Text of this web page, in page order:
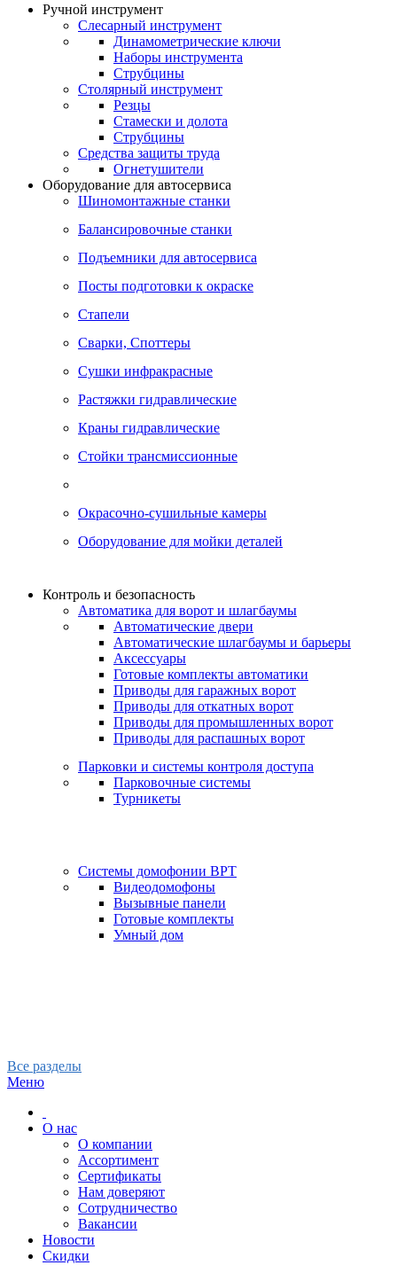
Ручной инструмент
Слесарный инструмент
Динамометрические ключи
Наборы инструмента
Струбцины
Столярный инструмент
Резцы
Стамески и долота
Струбцины
Средства защиты труда
Огнетушители
Оборудование для автосервиса
Шиномонтажные станки
Балансировочные станки
Подъемники для автосервиса
Посты подготовки к окраске
Стапели
Сварки, Cпоттеры
Сушки инфракрасные
Растяжки гидравлические
Краны гидравлические
Стойки трансмиссионные
Окрасочно-сушильные камеры
Оборудование для мойки деталей
Контроль и безопасность
Автоматика для ворот и шлагбаумы
Автоматические двери
Автоматические шлагбаумы и барьеры
Аксессуары
Готовые комплекты автоматики
Приводы для гаражных ворот
Приводы для откатных ворот
Приводы для промышленных ворот
Приводы для распашных ворот
Парковки и системы контроля доступа
Парковочные системы
Турникеты
Системы домофонии BPT
Видеодомофоны
Вызывные панели
Готовые комплекты
Умный дом
Все разделы
Меню
О нас
О компании
Ассортимент
Сертификаты
Нам доверяют
Сотрудничество
Вакансии
Новости
Скидки